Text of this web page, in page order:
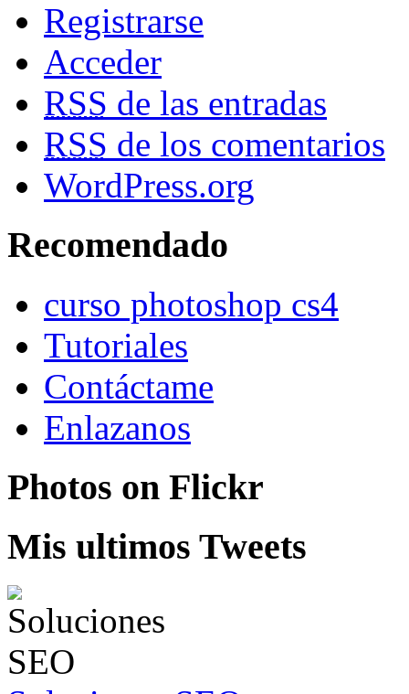
Registrarse
Acceder
RSS de las entradas
RSS de los comentarios
WordPress.org
Recomendado
curso photoshop cs4
Tutoriales
Contáctame
Enlazanos
Photos on Flickr
Mis ultimos Tweets